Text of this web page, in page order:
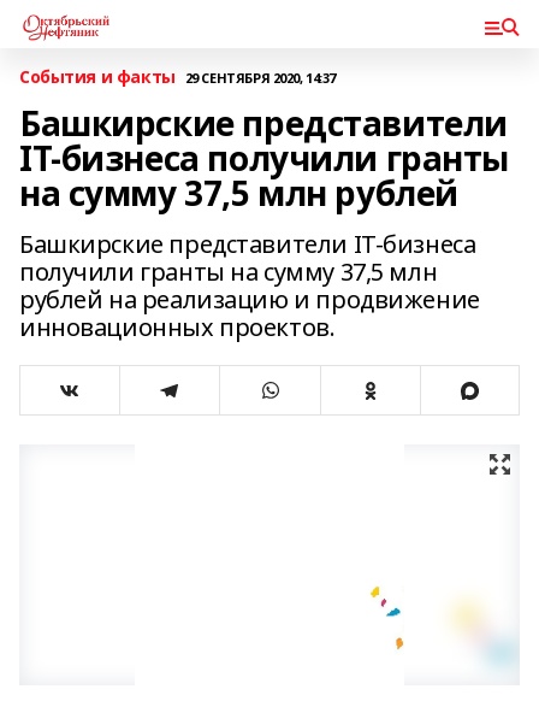
События и факты 29 СЕНТЯБРЯ 2020, 14:37
Башкирские представители
IT-бизнеса получили гранты
на сумму 37,5 млн рублей
Башкирские представители IT-бизнеса
получили гранты на сумму 37,5 млн
рублей на реализацию и продвижение
инновационных проектов.